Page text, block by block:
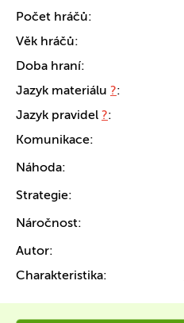
Počet hráčů:
Věk hráčů:
Doba hraní:
Jazyk materiálu ?:
Jazyk pravidel ?:
Komunikace:
Náhoda:
Strategie:
Náročnost:
Autor:
Charakteristika: